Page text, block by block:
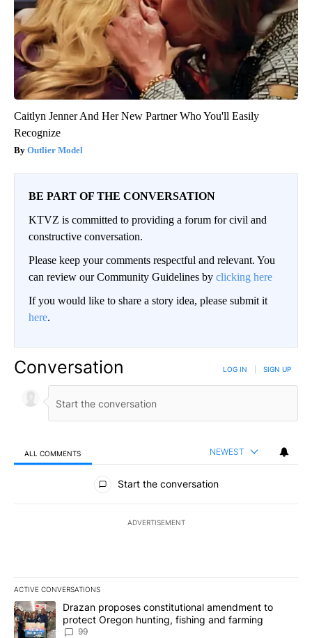
Caitlyn Jenner And Her New Partner Who You'll Easily
Recognize
Outlier Model
BE PART OF THE CONVERSATION
KTVZ is committed to providing a forum for civil and
constructive conversation.
Please keep your comments respectful and relevant. You
can review our Community Guidelines by clicking here
If you would like to share a story idea, please submit it
here.
Conversation LOG IN SIGN UP
ALL COMMENTS NEWEST
All Comments
Start the conversation
ADVERTISEMENT
ACTIVE CONVERSATIONS
The following is a list of the most commented articles in the last
A trending article titled "Drazan proposes constitutional
Drazan proposes constitutional amendment to
protect Oregon hunting, fishing and farming
99